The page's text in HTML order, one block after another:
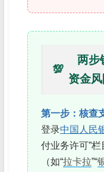
💯
两步
资金
第一步：核查
登录中国人民
付业务许可”
（如“拉卡拉”“